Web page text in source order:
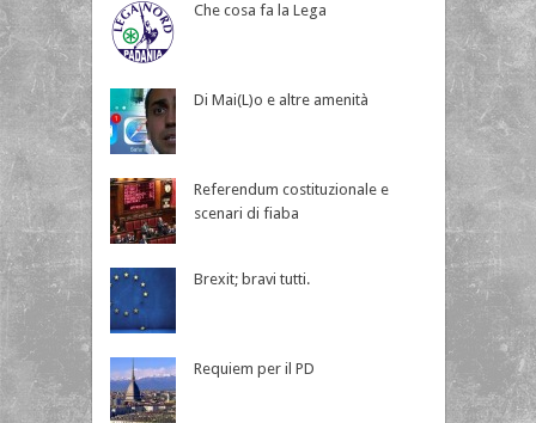
Che cosa fa la Lega
Di Mai(L)o e altre amenità
Referendum costituzionale e
scenari di fiaba
Brexit; bravi tutti.
Requiem per il PD